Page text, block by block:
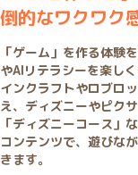
的なワクワク
ゲーム」を作る体験
AIリテラシーを楽しく
ンクラフトやロブロ
、ディズニーやピク
ディズニーコース」
ンテンツで、遊びな
ます。